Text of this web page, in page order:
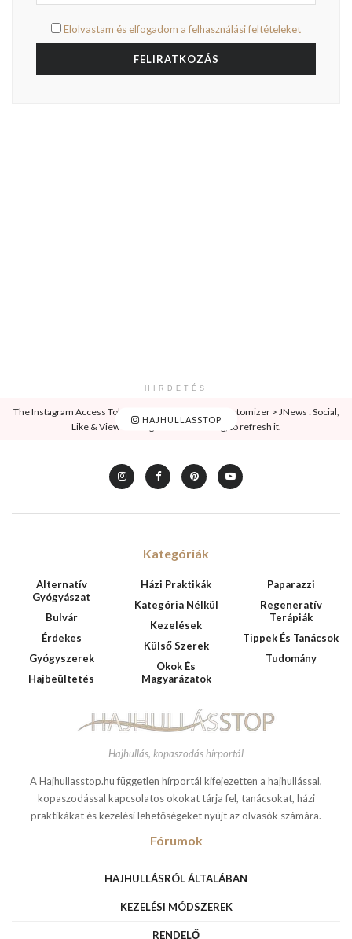
Elolvastam és elfogadom a felhasználási feltételeket
HIRDETÉS
HAJHULLASSTOP
The Instagram Access Token is expired, Go to the Customizer > JNews : Social,
Like & View > Instagram Feed Setting, to refresh it.
Kategóriák
Alternatív
Gyógyászat
Bulvár
Érdekes
Gyógyszerek
Hajbeültetés
Házi Praktikák
Kategória Nélkül
Kezelések
Külső Szerek
Okok És
Magyarázatok
Paparazzi
Regeneratív
Terápiák
Tippek És Tanácsok
Tudomány
Hajhullás, kopaszodás hírportál
A Hajhullasstop.hu független hírportál kifejezetten a hajhullással,
kopaszodással kapcsolatos okokat tárja fel, tanácsokat, házi
praktikákat és kezelési lehetőségeket nyújt az olvasók számára.
Fórumok
HAJHULLÁSRÓL ÁLTALÁBAN
KEZELÉSI MÓDSZEREK
RENDELŐ